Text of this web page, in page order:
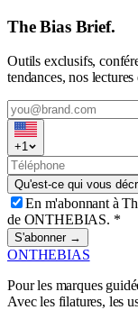
The Bias Brief.
Outils exclusifs,
tendances, nos
+1
Qu'est-ce qui vous
En m'abonnant à
de ONTHEBIAS. *
S'abonner →
ONTHEBIAS
Pour les marques
Avec les filatures, les